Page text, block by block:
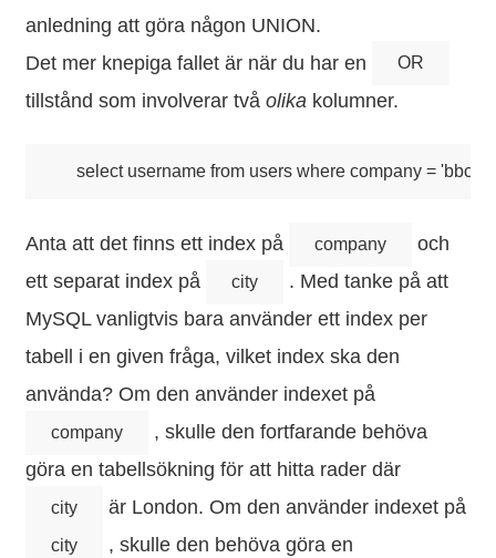
anledning att göra någon UNION.
Det mer knepiga fallet är när du har en
OR
tillstånd som involverar två olika kolumner.
Anta att det finns ett index på company
och
ett separat index på
city
. Med tanke på att
MySQL vanligtvis bara använder ett index per
tabell i en given fråga, vilket index ska den
använda? Om den använder indexet på
company
, skulle den fortfarande behöva
göra en tabellsökning för att hitta rader där
city är London. Om den använder indexet på
city
, skulle den behöva göra en